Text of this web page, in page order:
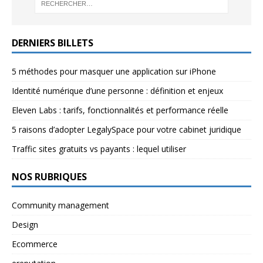
DERNIERS BILLETS
5 méthodes pour masquer une application sur iPhone
Identité numérique d’une personne : définition et enjeux
Eleven Labs : tarifs, fonctionnalités et performance réelle
5 raisons d’adopter LegalySpace pour votre cabinet juridique
Traffic sites gratuits vs payants : lequel utiliser
NOS RUBRIQUES
Community management
Design
Ecommerce